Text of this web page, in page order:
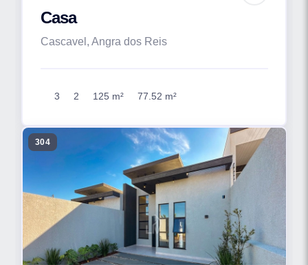
Casa
Cascavel, Angra dos Reis
3 2 125 m² 77.52 m²
304